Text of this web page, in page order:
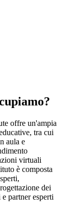
offre un'ampia
tra cui
aula e
virtuali
è composta
dei
partner esperti